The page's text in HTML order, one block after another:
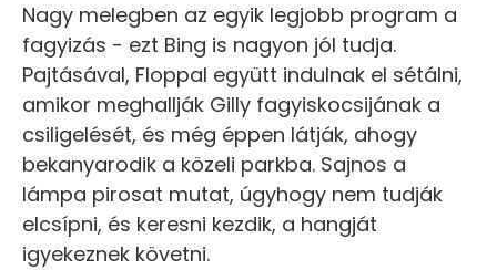
Nagy melegben az egyik legjobb program a
fagyizás - ezt Bing is nagyon jól tudja.
Pajtásával, Floppal együtt indulnak el sétálni,
amikor meghallják Gilly fagyiskocsijának a
csiligelését, és még éppen látják, ahogy
bekanyarodik a közeli parkba. Sajnos a
lámpa pirosat mutat, úgyhogy nem tudják
elcsípni, és keresni kezdik, a hangját
igyekeznek követni.